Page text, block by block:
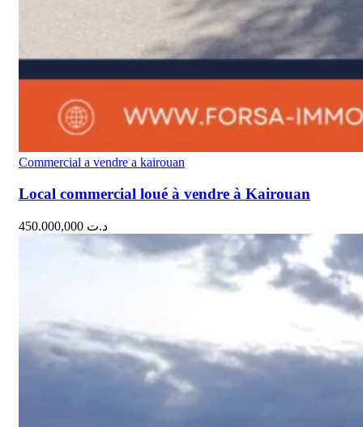
Commercial a vendre a kairouan
Local commercial loué à vendre à Kairouan
د.ت